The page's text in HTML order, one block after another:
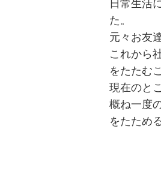
日常生活
た。
元々お友
これから
をたたむ
現在のと
概ね一度
をたため